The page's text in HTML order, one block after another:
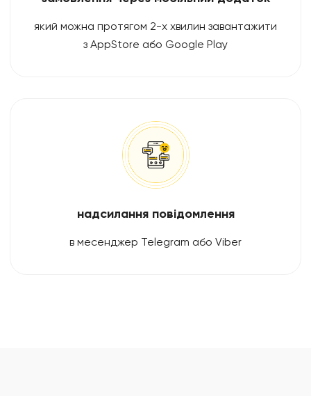
який можна протягом 2-х хвилин завантажити
з AppStore або Google Play
надсилання повідомлення
в месенджер Telegram або Viber